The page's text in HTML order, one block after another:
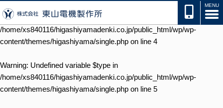
Warning: Undefined variable $type in
/home/xs840116/higashiyamadenki.co.jp/public_html/wp/wp-
content/themes/higashiyama/single.php on line 4
Warning: Undefined variable $type in
/home/xs840116/higashiyamadenki.co.jp/public_html/wp/wp-
content/themes/higashiyama/single.php on line 5